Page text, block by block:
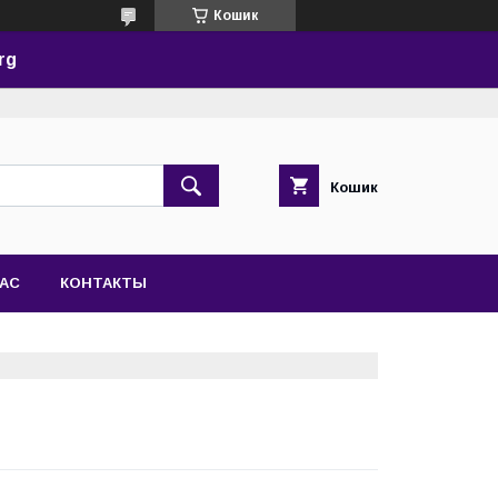
Кошик
Кошик
КОНТАКТЫ